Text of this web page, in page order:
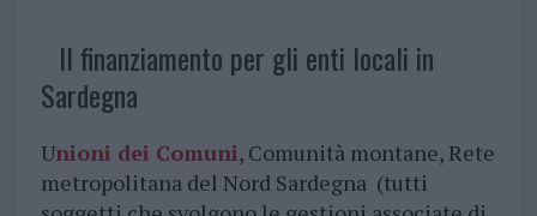
Il finanziamento per gli enti locali in
Sardegna
Unioni dei Comuni, Comunità montane, Rete
metropolitana del Nord Sardegna (tutti